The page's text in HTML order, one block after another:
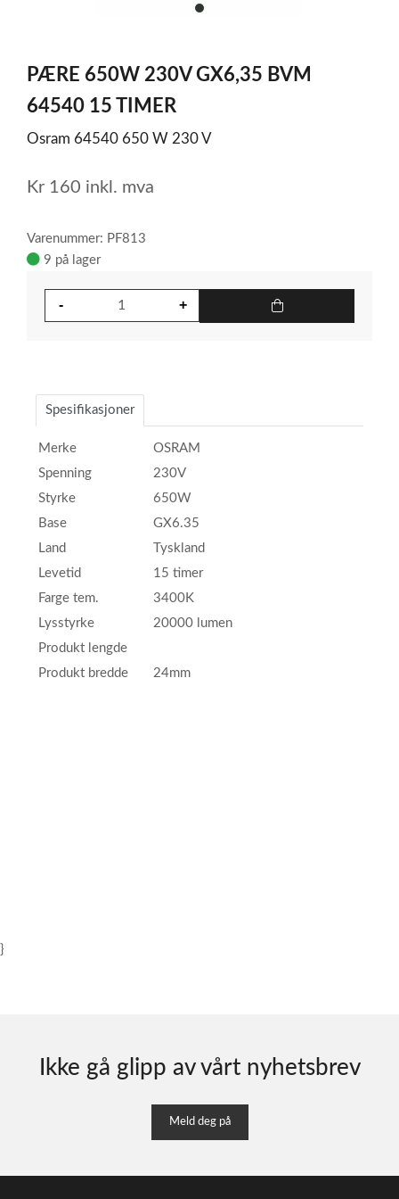
item
of
1
PÆRE 650W 230V GX6,35 BVM
64540 15 TIMER
Osram 64540 650 W 230 V
Kr 160 inkl. mva
Varenummer: PF813
9 på lager
Spesifikasjoner
Merke
OSRAM
Spenning
230V
Styrke
650W
Base
GX6.35
Land
Tyskland
Levetid
15 timer
Farge tem.
3400K
Lysstyrke
20000 lumen
Produkt lengde
Produkt bredde
24mm
}
Ikke gå glipp av vårt nyhetsbrev
Meld deg på